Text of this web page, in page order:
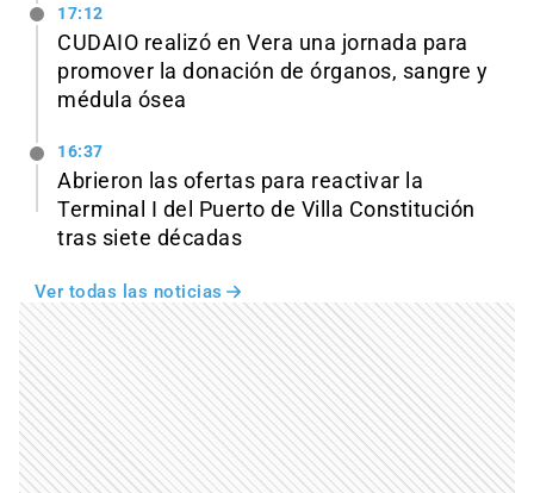
17:12
CUDAIO realizó en Vera una jornada para
promover la donación de órganos, sangre y
médula ósea
16:37
Abrieron las ofertas para reactivar la
Terminal I del Puerto de Villa Constitución
tras siete décadas
Ver todas las noticias